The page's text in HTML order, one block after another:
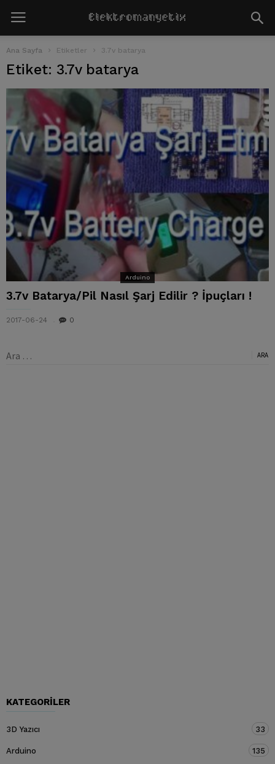
Ana Sayfa Etiketler 3.7v batarya
Etiket: 3.7v batarya
Arduino
3.7v Batarya/Pil Nasıl Şarj Edilir ? İpuçları !
2017-06-24 0
Arama:
KATEGORILER
3D Yazıcı 33
Arduino 135